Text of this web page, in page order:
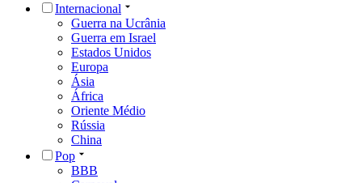
Internacional
Guerra na Ucrânia
Guerra em Israel
Estados Unidos
Europa
Ásia
África
Oriente Médio
Rússia
China
Pop
BBB